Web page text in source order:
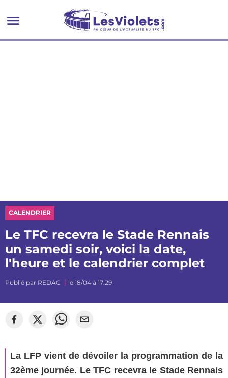
CALENDRIER
Le TFC recevra le Stade Rennais
un samedi soir, voici la date,
l'heure et le calendrier complet
Publié par REDAC le 18/04 à 17:29
La LFP vient de dévoiler la programmation de la
32ème journée. Le TFC recevra le Stade Rennais